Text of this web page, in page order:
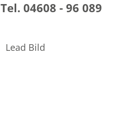
Tel. 04608 - 96 089